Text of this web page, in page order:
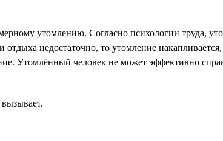
утомлению. Согласно психологии труда,
недостаточно, то утомление
Утомлённый человек не может эффективно